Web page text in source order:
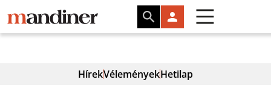
HírekVéleményekHetilap